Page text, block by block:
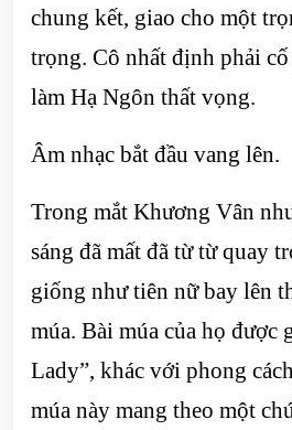
chung kết, giao cho một
trọng. Cô nhất định phải
làm Hạ Ngôn thất vọng.
Âm nhạc bắt đầu vang lên.
Trong mắt Khương Vân
sáng đã mất đã từ từ quay
giống như tiên nữ bay lên
múa. Bài múa của họ được
Lady”, khác với phong
múa này mang theo một